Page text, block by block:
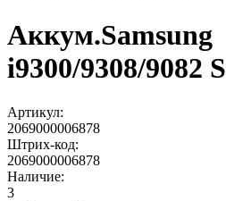
Аккум.Samsung
i9300/9308/9082
Артикул:
2069000006878
Штрих-код:
2069000006878
Наличие:
3